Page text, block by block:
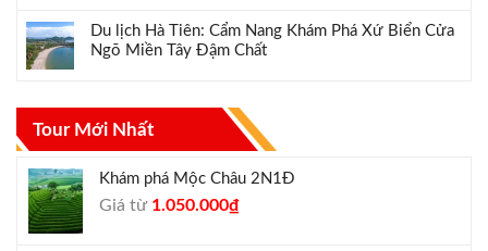
Du lịch Hà Tiên: Cẩm Nang Khám Phá Xứ Biển Cửa
Ngõ Miền Tây Đậm Chất
Tour Mới Nhất
Khám phá Mộc Châu 2N1Đ
Giá từ Giá
1.050.000₫Giá